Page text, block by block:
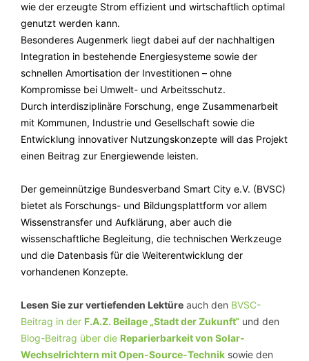
wie der erzeugte Strom effizient und wirtschaftlich optimal
genutzt werden kann.
Besonderes Augenmerk liegt dabei auf der nachhaltigen
Integration in bestehende Energiesysteme sowie der
schnellen Amortisation der Investitionen – ohne
Kompromisse bei Umwelt- und Arbeitsschutz.
Durch interdisziplinäre Forschung, enge Zusammenarbeit
mit Kommunen, Industrie und Gesellschaft sowie die
Entwicklung innovativer Nutzungskonzepte will das Projekt
einen Beitrag zur Energiewende leisten.
Der gemeinnützige Bundesverband Smart City e.V. (BVSC)
bietet als Forschungs- und Bildungsplattform vor allem
Wissenstransfer und Aufklärung, aber auch die
wissenschaftliche Begleitung, die technischen Werkzeuge
und die Datenbasis für die Weiterentwicklung der
vorhandenen Konzepte.
Lesen Sie zur vertiefenden Lektüre auch den BVSC-
Beitrag in der F.A.Z. Beilage „Stadt der Zukunft“ und den
Blog-Beitrag über die Reparierbarkeit von Solar-
Wechselrichtern mit Open-Source-Technik sowie den